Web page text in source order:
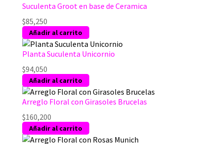
Suculenta Groot en base de Ceramica
$85,250
Añadir al carrito
Planta Suculenta Unicornio
$94,050
Añadir al carrito
Arreglo Floral con Girasoles Brucelas
$160,200
Añadir al carrito